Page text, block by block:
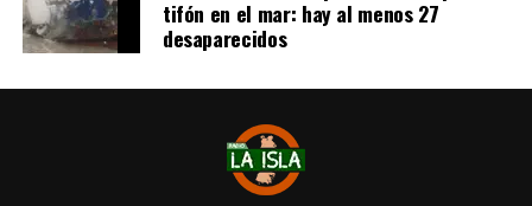
Banco Falabella, cuenta corriente
11510154944
fernandokine1998@gmail.com
tifón en el mar: hay al menos 27
desaparecidos